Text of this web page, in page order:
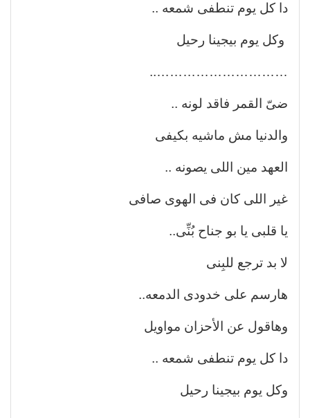
دا كل يوم تنطفى شمعه ..
وكل يوم بيجينا رحيل
…………………………..
ضىّ القمر فاقد لونه ..
والدنيا مش ماشيه بكيفى
العهد مين اللى يصونه ..
غير اللى كان فى الهوى صافى
يا قلبى يا بو جناح بُنِّى..
لا بد ترجع للبِنى
هارسم على خدودى الدمعه..
وهاقول عن الأحزان مواويل
دا كل يوم تنطفى شمعه ..
وكل يوم بيجينا رحيل